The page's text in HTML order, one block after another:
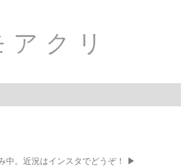
アクリ
中。近況はインスタでどうぞ！ ▶